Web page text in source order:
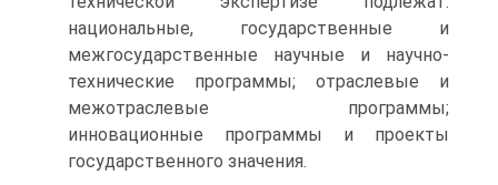
национальные, государственные и
межгосударственные научные и научно-
технические программы; отраслевые и
межотраслевые программы;
инновационные программы и проекты
государственного значения.